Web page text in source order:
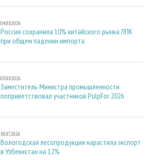
04.08.2026
Россия сохранила 10% китайского рынка ЛПК
при общем падении импорта
03.08.2026
Заместитель Министра промышленности
поприветствовал участников PulpFor 2026
30.07.2026
Вологодская лесопродукция нарастила экспорт
в Узбекистан на 12%